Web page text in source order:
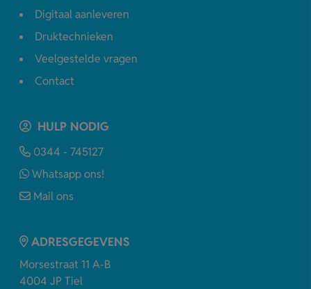
Digitaal aanleveren
Druktechnieken
Veelgestelde vragen
Contact
HULP NODIG
0344 - 745127
Whatsapp ons!
Mail ons
ADRESGEGEVENS
Morsestraat 11 A-B
4004 JP Tiel